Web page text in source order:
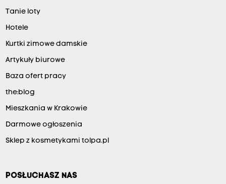
Tanie loty
Hotele
Kurtki zimowe damskie
Artykuły biurowe
Baza ofert pracy
the:blog
Mieszkania w Krakowie
Darmowe ogłoszenia
Sklep z kosmetykami tolpa.pl
POSŁUCHASZ NAS